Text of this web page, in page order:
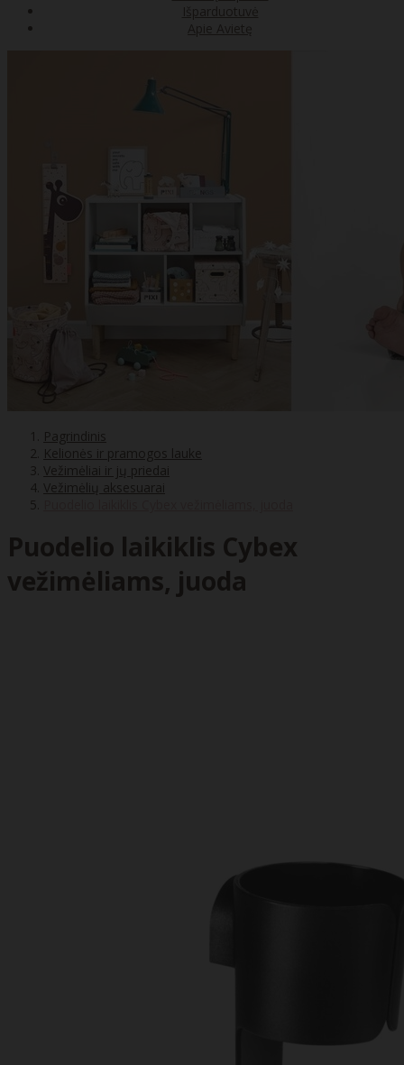
Išparduotuvė
Apie Avietę
Pagrindinis
Kelionės ir pramogos lauke
Vežimėliai ir jų priedai
Vežimėlių aksesuarai
Puodelio laikiklis Cybex
vežimėliams, juoda